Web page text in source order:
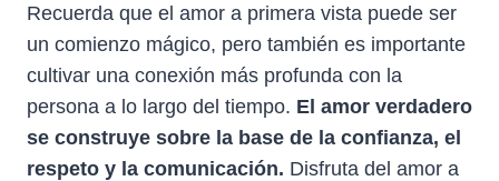
Recuerda que el amor a primera vista puede ser
un comienzo mágico, pero también es importante
cultivar una conexión más profunda con la
persona a lo largo del tiempo. El amor verdadero
se construye sobre la base de la confianza, el
respeto y la comunicación. Disfruta del amor a